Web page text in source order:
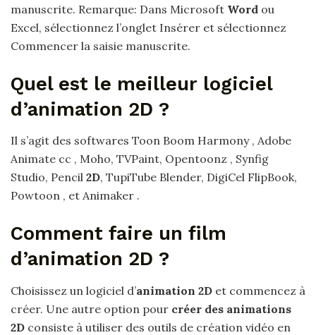
manuscrite. Remarque: Dans Microsoft Word ou
Excel, sélectionnez l’onglet Insérer et sélectionnez
Commencer la saisie manuscrite.
Quel est le meilleur logiciel
d’animation 2D ?
Il s’agit des softwares Toon Boom Harmony , Adobe
Animate cc , Moho, TVPaint, Opentoonz , Synfig
Studio, Pencil 2D, TupiTube Blender, DigiCel FlipBook,
Powtoon , et Animaker .
Comment faire un film
d’animation 2D ?
Choisissez un logiciel d’animation 2D et commencez à
créer. Une autre option pour créer des animations
2D consiste à utiliser des outils de création vidéo en